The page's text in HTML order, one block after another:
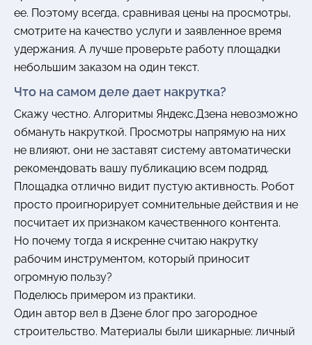
ее. Поэтому всегда, сравнивая цены на просмотры,
смотрите на качество услуги и заявленное время
удержания. А лучше проверьте работу площадки
небольшим заказом на один текст.
Что на самом деле дает накрутка?
Скажу честно. Алгоритмы Яндекс.Дзена невозможно
обмануть накруткой. Просмотры напрямую на них
не влияют, они не заставят систему автоматически
рекомендовать вашу публикацию всем подряд.
Площадка отлично видит пустую активность. Робот
просто проигнорирует сомнительные действия и не
посчитает их признаком качественного контента.
Но почему тогда я искренне считаю накрутку
рабочим инструментом, который приносит
огромную пользу?
Поделюсь примером из практики.
Один автор вел в Дзене блог про загородное
строительство. Материалы были шикарные: личный